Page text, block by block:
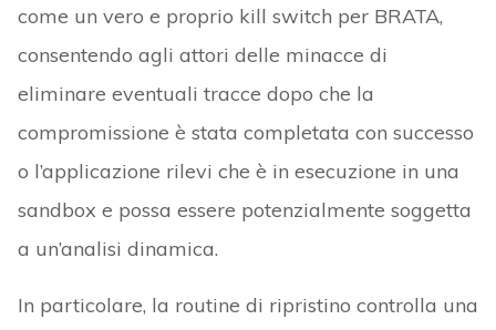
come un vero e proprio kill switch per BRATA,
consentendo agli attori delle minacce di
eliminare eventuali tracce dopo che la
compromissione è stata completata con successo
o l’applicazione rilevi che è in esecuzione in una
sandbox e possa essere potenzialmente soggetta
a un’analisi dinamica.
In particolare, la routine di ripristino controlla una